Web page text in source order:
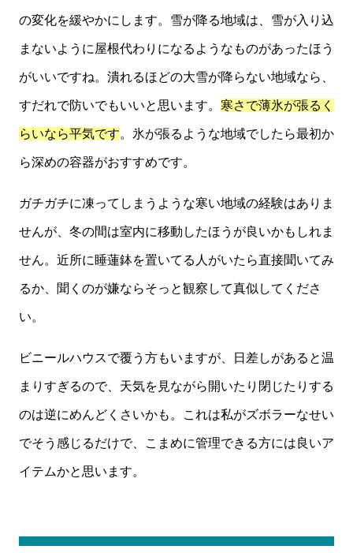
の変化を緩やかにします。雪が降る地域は、雪が入り込
まないように屋根代わりになるようなものがあったほう
がいいですね。潰れるほどの大雪が降らない地域なら、
すだれで防いでもいいと思います。 寒さで薄氷が張るく
らいなら平気です。氷が張るような地域でしたら最初か
ら深めの容器がおすすめです。
ガチガチに凍ってしまうような寒い地域の経験はありま
せんが、冬の間は室内に移動したほうが良いかもしれま
せん。近所に睡蓮鉢を置いてる人がいたら直接聞いてみ
るか、聞くのが嫌ならそっと観察して真似してくださ
い。
ビニールハウスで覆う方もいますが、日差しがあると温
まりすぎるので、天気を見ながら開いたり閉じたりする
のは逆にめんどくさいかも。これは私がズボラーなせい
でそう感じるだけで、こまめに管理できる方には良いア
イテムかと思います。